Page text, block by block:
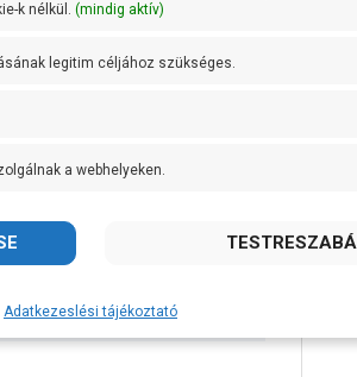
acél
k nélkül. (mindig aktív)
legitim céljához szükséges.
a webhelyeken.
Adatkezeslési tájékoztató